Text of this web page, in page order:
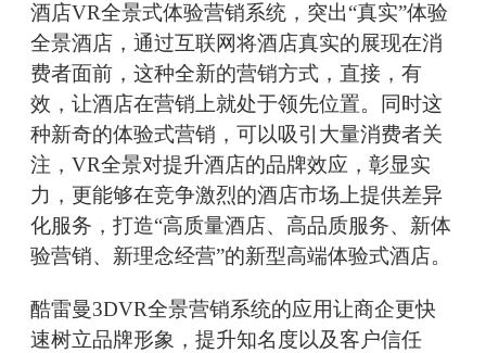
酒店VR全景式体验营销系统，突出“真实”体验
全景酒店，通过互联网将酒店真实的展现在消
费者面前，这种全新的营销方式，直接，有
效，让酒店在营销上就处于领先位置。同时这
种新奇的体验式营销，可以吸引大量消费者关
注，VR全景对提升酒店的品牌效应，彰显实
力，更能够在竞争激烈的酒店市场上提供差异
化服务，打造“高质量酒店、高品质服务、新体
验营销、新理念经营”的新型高端体验式酒店。
酷雷曼3DVR全景营销系统的应用让商企更快
速树立品牌形象，提升知名度以及客户信任